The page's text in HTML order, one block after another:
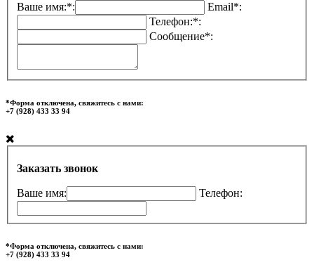
Ваше имя:*:
Email*:
Телефон:*:
Сообщение*:
*Форма отключена, свяжитесь с нами:
+7 (928) 433 33 94
Заказать звонок
Ваше имя: Телефон:
*Форма отключена, свяжитесь с нами:
+7 (928) 433 33 94